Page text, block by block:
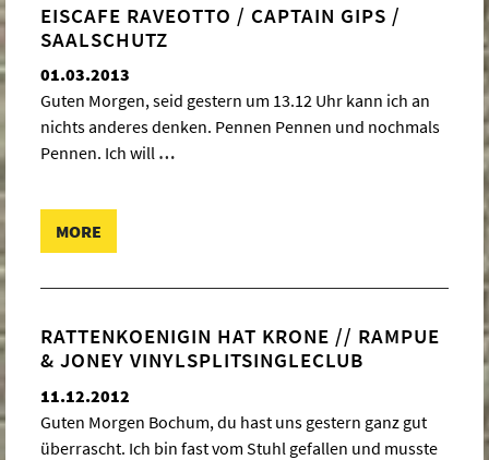
EISCAFE RAVEOTTO / CAPTAIN GIPS /
SAALSCHUTZ
01.03.2013
Guten Morgen, seid gestern um 13.12 Uhr kann ich an
nichts anderes denken. Pennen Pennen und nochmals
Pennen. Ich will …
MORE
RATTENKOENIGIN HAT KRONE // RAMPUE
& JONEY VINYLSPLITSINGLECLUB
11.12.2012
Guten Morgen Bochum, du hast uns gestern ganz gut
überrascht. Ich bin fast vom Stuhl gefallen und musste